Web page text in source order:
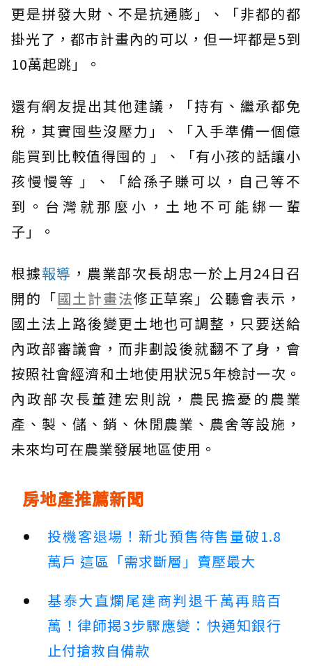
更是拼發大財、不是抗通膨」、「非都的都
掛光了，都市計畫內的可以，但一坪都是5到
10萬起跳」。
還有網友提出其他建議，「持有、繼承都免
稅，其實囤些沒壓力」、「入手準備一個億
能買到比較值得囤的 」、「有小孩的話讓小
孩慢慢等 」、「給孫子賺可以，自己等不
到。台灣就那麼小，土地不可能綁一輩
子」。
根據報導 ，農業部次長胡忠一於上月24日召
開的「國土計畫法修正草案」公聽會表示，
國土法上路後變更土地也可調整，只要送給
內政部審議會，而非劃設後就翻不了身，會
按照社會經濟和土地使用狀況5年檢討一次。
內政部次長董建宏則說，農民擔憂的農業
產、製、儲、銷、休閒農業、農舍等設施，
未來均可在農業發展地區使用。
房地產推薦新聞
投機客退場！新北預售待售量破1.8
萬戶 這區「需求斷層」賣壓最大
基泰大直爛尾建商判退千萬再賠百
萬！律師揭3步驟應變：快通知銀行
止付搶救自備款